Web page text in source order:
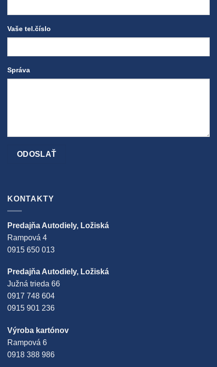
Vaše tel.číslo
Správa
KONTAKTY
Predajňa Autodiely, Ložiská
Rampová 4
0915 650 013
Predajňa Autodiely, Ložiská
Južná trieda 66
0917 748 604
0915 901 236
Výroba kartónov
Rampová 6
0918 388 986